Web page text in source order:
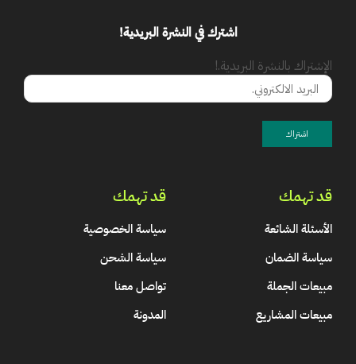
اشترك في النشرة البريدية!
الإشتراك بالنشرة البريدية.!
قد تهمك
الأسئلة الشائعة
سياسة الضمان
مبيعات الجملة
مبيعات المشاريع
قد تهمك
سياسة الخصوصية
سياسة الشحن
تواصل معنا
المدونة